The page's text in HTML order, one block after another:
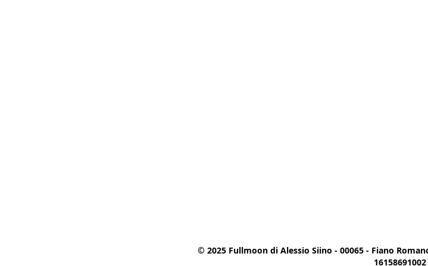
© 2025 Fullmoon di Alessio Siino - 00065 - Fiano
16158691002